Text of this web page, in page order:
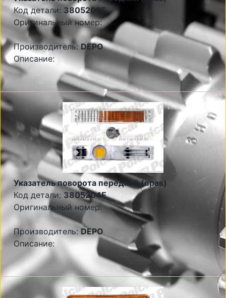
Код детали: 3805202E
Оригинальный номер:
Производитель:DEPO
Описание:
Указатель поворота передний (прав)
Код детали: 3805204E
Оригинальный номер:
Производитель: DEPO
Описание: